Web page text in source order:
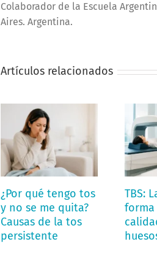
Colaborador de la Escuela
Aires. Argentina.
Artículos relacionados
¿Por qué tengo tos
y no se me quita?
Causas de la tos
persistente
TBS:
forma